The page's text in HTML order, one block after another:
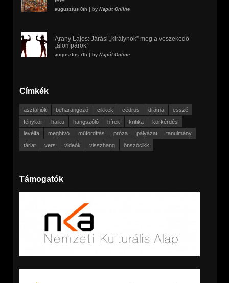
augusztus 8th | by Napút Online
Arany Lajos: Járási „királynők” meg a veszekedő
„álompárok”
augusztus 7th | by Napút Online
Címkék
asztalfiók beharangozó cikkek cédrus dráma
esszé
fénykör
haiku hangszóló hírek kritika
körkérdés
levélfa
meghívó műfordítás próza pályázat
tanulmány
tárlat
vers videók visszhang önszócikk
Támogatók